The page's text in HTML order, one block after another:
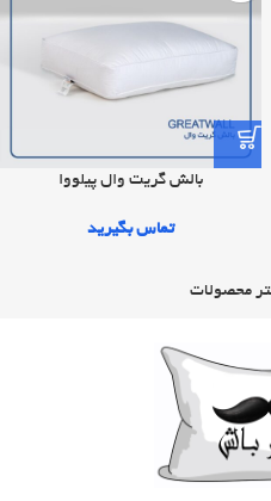
بالش گریت وال پیلووا
تماس بگیرید
محصولات